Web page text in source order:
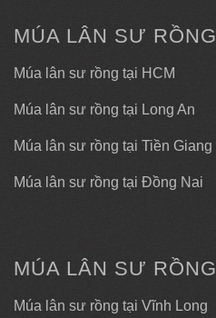
MÚA LÂN SƯ RỒNG
Múa lân sư rồng tại HCM
Múa lân sư rồng tại Long An
Múa lân sư rồng tại Tiền Giang
Múa lân sư rồng tại Đồng Nai
MÚA LÂN SƯ RỒNG
Múa lân sư rồng tại Vĩnh Long